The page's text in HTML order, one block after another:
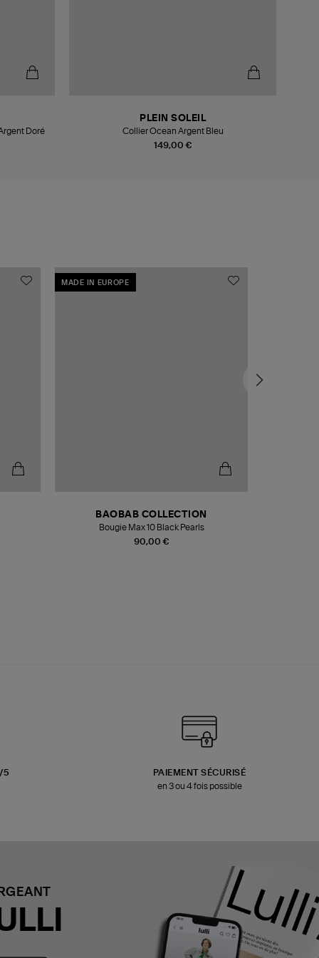
Doré
149,00 €
PLEIN SOLEIL
Collier Ocean Argent Bleu
MADE IN EUROPE
90,00 €
BAOBAB COLLECTION
Bougie Max 10 Black Pearls
5
PAIEMENT SÉCURISÉ
en 3 ou 4 fois possible